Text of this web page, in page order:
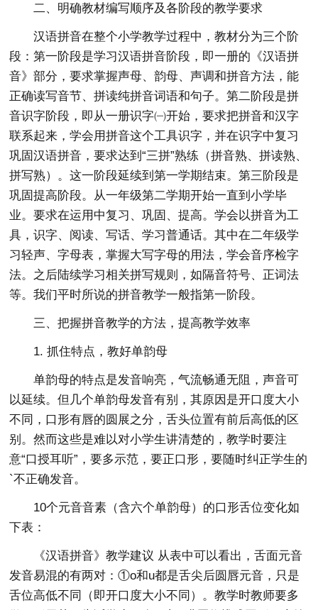
二、明确教材编写顺序及各阶段的教学要求
汉语拼音在整个小学教学过程中，教材分为三个阶
段：第一阶段是学习汉语拼音阶段，即一册的《汉语拼
音》部分，要求掌握声母、韵母、声调和拼音方法，能
正确读写音节、拼读纯拼音词语和句子。第二阶段是拼
音识字阶段，即从一册识字㈠开始，要求把拼音和汉字
联系起来，学会用拼音这个工具识字，并在识字中复习
巩固汉语拼音，要求达到“三拼”熟练（拼音熟、拼读熟、
拼写熟）。这一阶段延续到第一学期结束。第三阶段是
巩固提高阶段。从一年级第二学期开始一直到小学毕
业。要求在运用中复习、巩固、提高。学会以拼音为工
具，识字、阅读、写话、学习普通话。其中在二年级学
习轻声、字母表，掌握大写字母的用法，学会音序检字
法。之后陆续学习相关拼写规则，如隔音符号、正词法
等。我们平时所说的拼音教学一般指第一阶段。
三、把握拼音教学的方法，提高教学效率
1. 抓住特点，教好单韵母
单韵母的特点是发音响亮，气流畅通无阻，声音可
以延续。但几个单韵母发音有别，其原因是开口度大小
不同，口形有唇的圆展之分，舌头位置有前后高低的区
别。然而这些是难以对小学生讲清楚的，教学时要注
意“口授耳听”，要多示范，要正口形，要随时纠正学生的
`不正确发音。
10个元音音素（含六个单韵母）的口形舌位变化如
下表：
《汉语拼音》教学建议 从表中可以看出，舌面元音
发音易混的有两对：①o和u都是舌尖后圆唇元音，只是
舌位高低不同（即开口度大小不同）。教学时教师要多